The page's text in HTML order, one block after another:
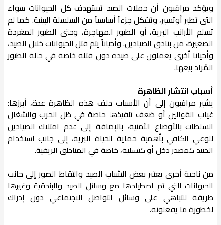
ويؤكد مراقبون أن حملات الصيد تستهدف كل الحيوانات سواء
التي تطير أوتسير، وتشكل جزءاً أساسياً من السلسلة البيئية. كما لم
تسلم الأرانب البرية، أو الطيور المهاجرة، وحتى الطيور المغردة
الصغيرة، من بنادق الصيادين. وأحياناً يتم قتل الحيوانات خلال الصيد،
وأحيانا أخرى يعملون على صيده دون قتله خاصة في حالة الطيور
المُراد بيعها.
أسباب انتشار الظاهرة
يشير مراقبون إلى أن الأسباب خلف هذه الظاهرة عدة، أبرزها:
غياب القوانين أو ضعف تنفيذها خاصة في ظل الحرب وانشغال
السلطات بالأوضاع الأمنية، بالإضافة إلى عدم امتلاك الصيادين
للوعي الكافي بأهمية حماية الحياة البرية، إلى جانب استخدام
الصيد كمصدر دخل أو كتسلية، خاصة في المناطق الريفية.
من ناحية أخرى يعتبر بعض الشباب الصيد والتقاط الصور إلى جانب
الحيوانات التي تم اصطيادها مع وسائل الصيد والبندقية وغيرها
طريقة للتباهي على وسائل التواصل الاجتماعي دون إدراك
لخطورة ما يفعلونه.